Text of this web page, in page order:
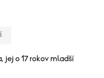
jej o 17 rokov mladší